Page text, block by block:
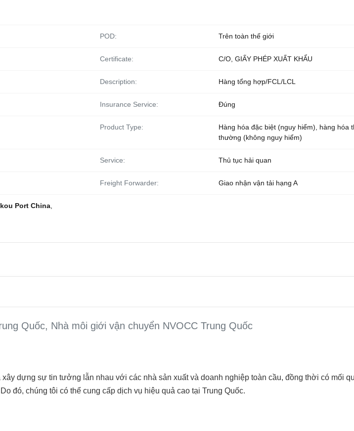
POD: Trên toàn thế giới
Certificate: C/O, GIẤY PHÉP XUẤT KHẨU
Description: Hàng tổng hợp/FCL/LCL
Insurance Service: Đúng
Product Type:
Hàng hóa đặc biệt (nguy hiểm), hàng hóa
thường (không nguy hiểm)
Service: Thủ tục hải quan
Freight Forwarder: Giao nhận vận tải hạng A
Port China
Quốc, Nhà môi giới vận chuyển NVOCC Trung Quốc
dựng sự tin tưởng lẫn nhau với các nhà sản xuất và doanh nghiệp toàn cầu, đồng thời có mối
đó, chúng tôi có thể cung cấp dịch vụ hiệu quả cao tại Trung Quốc.